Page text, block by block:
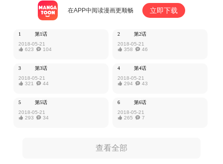
在APP中阅读漫画更顺畅 立即下载
1
第1话
2018-05-21
 623 104
2
第2话
2018-05-21
 358 46
3
第3话
2018-05-21
 321 44
4
第4话
2018-05-21
 294 43
5
第5话
2018-05-21
 293 34
6
第6话
2018-05-21
 265 7
查看全部